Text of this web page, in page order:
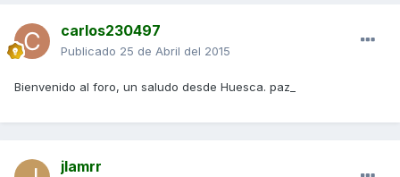
carlos230497
Publicado 25 de Abril del 2015
Bienvenido al foro, un saludo desde Huesca. paz_
jlamrr